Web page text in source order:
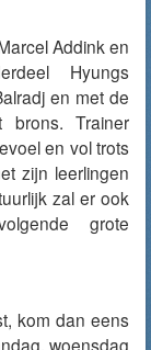
Addink en
Hyungs
en met de
brons. Trainer
en vol trots
zijn leerlingen
zal er ook
grote
kom dan eens
woensdag